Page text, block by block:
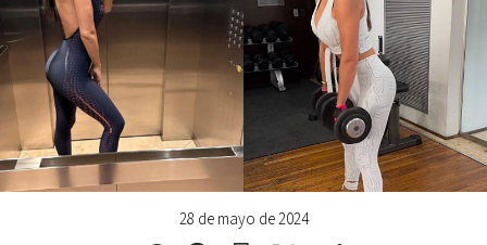
28 de mayo de 2024